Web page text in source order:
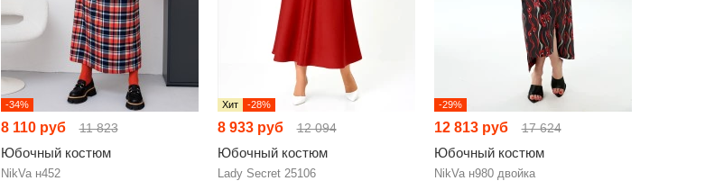
-34%
8 110 руб 11 823
Юбочный костюм
NikVa н452
Хит -28%
8 933 руб 12 094
Юбочный костюм
Lady Secret 25106
-29%
12 813 руб 17 624
Юбочный костюм
NikVa н980 двойка